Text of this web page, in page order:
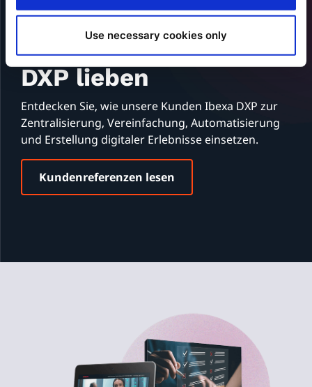
Use necessary cookies only
Erfahren Sie, warum
unsere Kunden Ibexa
DXP lieben
Entdecken Sie, wie unsere Kunden Ibexa DXP zur
Zentralisierung, Vereinfachung, Automatisierung
und Erstellung digitaler Erlebnisse einsetzen.
Kundenreferenzen lesen